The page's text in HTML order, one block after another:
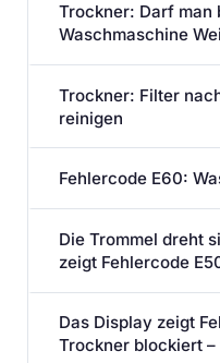
Trockner: Darf man
Waschmaschine
Trockner: Filter
reinigen
Fehlercode E60:
Die Trommel dreht
zeigt Fehlercode
Das Display zeigt
Trockner blockiert –